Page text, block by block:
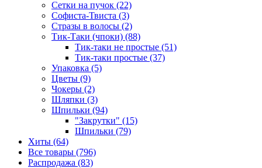
Сетки на пучок (22)
Софиста-Твиста (3)
Стразы в волосы (2)
Тик-Таки (чпоки) (88)
Тик-таки не простые (51)
Тик-таки простые (37)
Упаковка (5)
Цветы (9)
Чокеры (2)
Шляпки (3)
Шпильки (94)
"Закрутки" (15)
Шпильки (79)
Хиты (64)
Все товары (796)
Распродажа (83)